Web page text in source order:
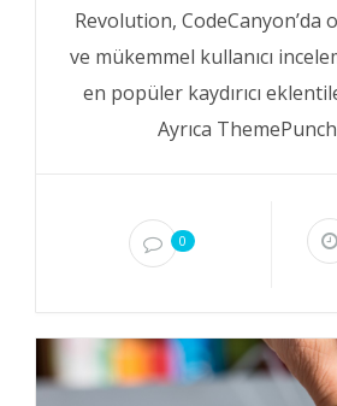
Revolution, CodeCanyon’da
ve mükemmel kullanıcı
en popüler kaydırıcı
Ayrıca
0